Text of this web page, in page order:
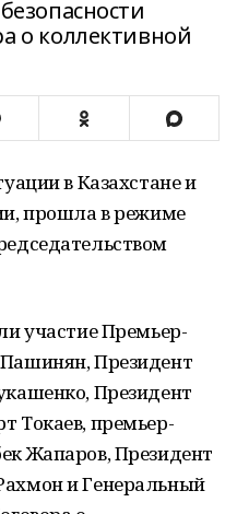
о коллективной
в Казахстане и
прошла в режиме
участие Премьер-
Президент
Президент
Токаев, премьер-
Жапаров, Президент
и Генеральный